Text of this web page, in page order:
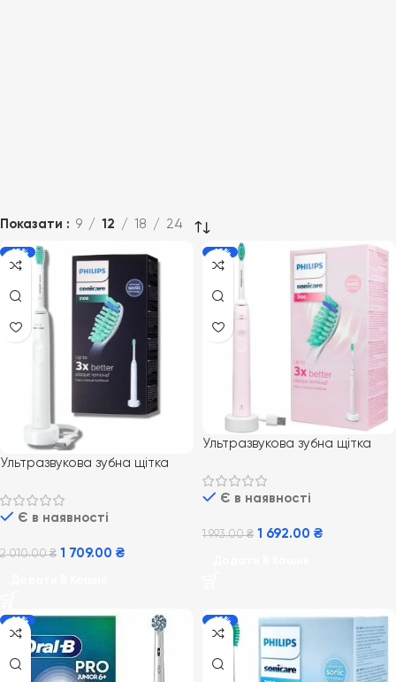
Показати 9 12 18 24
-15%
Ультразвукова зубна щітка
Daily Clean HX3651/13
Є в наявності
2 010.00₴ 1 709.00 ₴
-15%
Ультразвукова зубна щітка
Daily Clean HX3651/11 рожева
Є в наявності
1 993.00₴ 1 692.00 ₴
-12% -15%